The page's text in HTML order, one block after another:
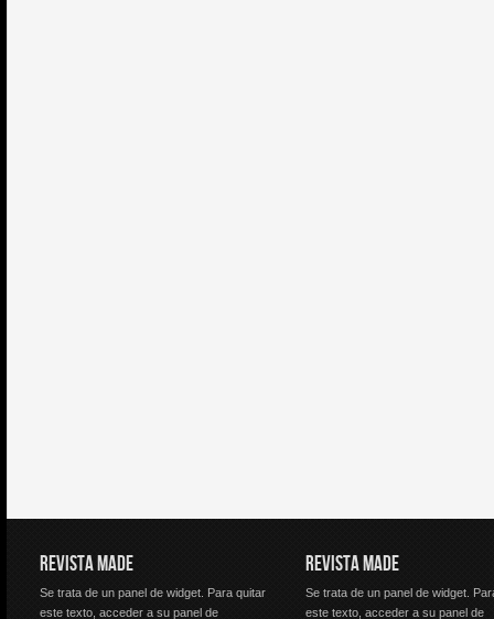
REVISTA MADE
Se trata de un panel de widget. Para quitar
este texto, acceder a su panel de
REVISTA MADE
Se trata de un panel de widget.
este texto, acceder a su panel de